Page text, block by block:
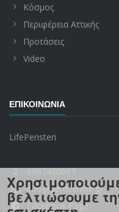
Κόσμος
Περιφέρεια Αττικής
Προτάσεις
Video
ΕΠΙΚΟΙΝΩΝΊΑ
LifePeristeri
6987420007
info@peristerilife.gr
Facebook Page
βελτιώσουμε